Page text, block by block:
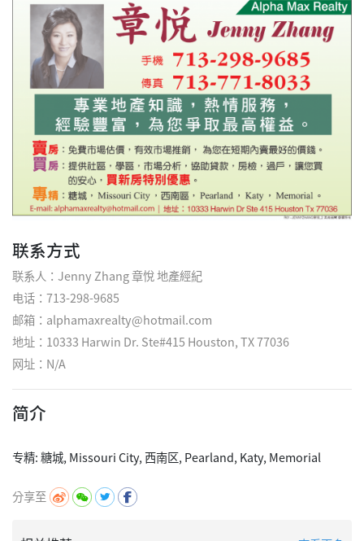
联系方式
联系人：Jenny Zhang 章悅 地產經紀
电话：713-298-9685
邮箱：alphamaxrealty@hotmail.com
地址：10333 Harwin Dr. Ste#415 Houston, TX 77036
网址： N/A
简介
分享至